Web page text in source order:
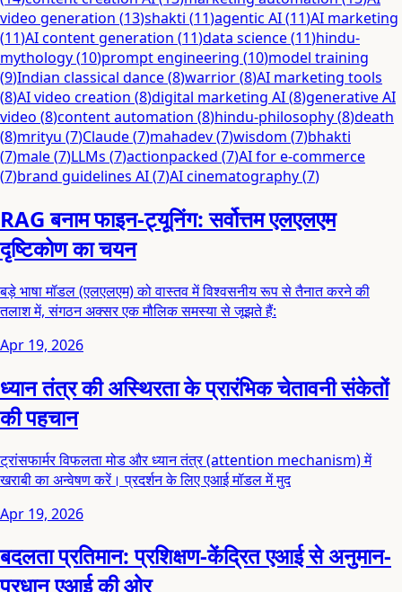
video generation (13)shakti (11)agentic AI(11)AI marketing
(11)AI content generation (11)data science(11)hindu-
mythology(10)prompt engineering (10)model training
(9)Indian classical dance(8)warrior(8)AI marketing tools
(8)AI video creation (8)digital marketing AI(8)generative AI
video (8)content automation (8)hindu-philosophy(8)death
(8)mrityu (7)Claude(7)mahadev(7)wisdom (7)bhakti
(7)male(7)LLMs (7)actionpacked (7)AI for e-commerce
(7)brand guidelines AI(7)AI cinematography(7)
RAG बनाम फाइन-ट्यूनिंग: सर्वोत्तम एलएलएम
दृष्टिकोण का चयन
बड़े भाषा मॉडल (एलएलएम) को वास्तव में विश्वसनीय रूप से तैनात करने की
तलाश में, संगठन अक्सर एक मौलिक समस्या से जूझते हैं:
Apr 19, 2026
ध्यान तंत्र की अस्थिरता के प्रारंभिक चेतावनी संकेतों
की पहचान
ट्रांसफार्मर विफलता मोड और ध्यान तंत्र (attention mechanism) में
खराबी का अन्वेषण करें। प्रदर्शन के लिए एआई मॉडल में मुद
Apr 19, 2026
बदलता प्रतिमान: प्रशिक्षण-केंद्रित एआई से अनुमान-
प्रधान एआई की ओर